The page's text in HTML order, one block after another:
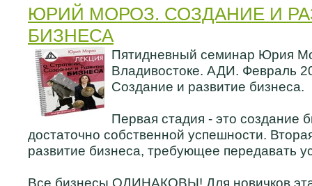
ЮРИЙ МОРОЗ. СОЗДАНИЕ И
БИЗНЕСА
Пятидневный семинар Юрия
Владивостоке. АДИ. Февраль
Создание и развитие бизнеса.
Первая стадия - это создание
достаточно собственной успешности.
развитие бизнеса, требующее передавать
Все бизнесы ОДИНАКОВЫ! Для новичков